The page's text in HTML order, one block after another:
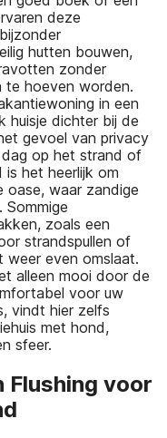
deze
hutten bouwen,
zonder
te hoeven worden.
in een
huisje dichter bij de
gevoel van privacy
op het strand of
is het heerlijk om
oase, waar zandige
Sommige
zoals een
strandspullen of
weer even omslaat.
alleen mooi door de
voor uw
vindt hier zelfs
met hond,
sfeer.
Flushing voor